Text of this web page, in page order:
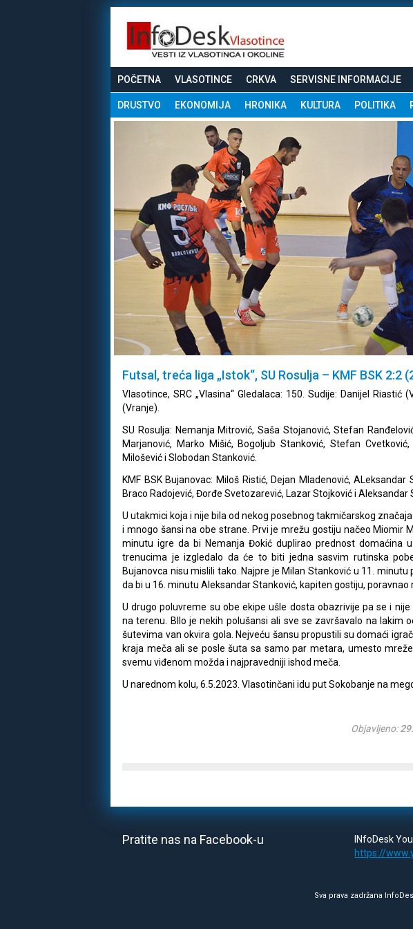
POČETNA VLASOTINCE CRKVA SERVISNE INFORMACIJE
DRUSTVO EKONOMIJA HRONIKA KULTURA POLITIKA
Futsal, treća liga „Istok“, SU Rosulja – KMF BSK 2:2
Vlasotince, SRC „Vlasina“ Gledalaca: 150. Sudije: Danijel Riastić
(Vranje).
SU Rosulja: Nemanja Mitrović, Saša Stojanović, Stefan
Marjanović, Marko Mišić, Bogoljub Stanković, Stefan
Milošević i Slobodan Stanković.
KMF BSK Bujanovac: Miloš Ristić, Dejan Mladenović, ALeksandar
Braco Radojević, Đorđe Svetozarević, Lazar Stojković i Aleksandar
U utakmici koja i nije bila od nekog posebnog takmičarskog
i mnogo šansi na obe strane. Prvi je mrežu gostiju načeo Miomir
minutu igre da bi Nemanja Đokić duplirao prednost domaćina
trenucima je izgledalo da će to biti jedna sasvim rutinska
Bujanovca nisu mislili tako. Najpre je Milan Stanković u 11.
da bi u 16. minutu Aleksandar Stanković, kapiten gostiju, poravnao
U drugo poluvreme su obe ekipe ušle dosta obazrivije pa se i
na terenu. BIlo je nekih polušansi ali sve se završavalo na lakim
šutevima van okvira gola. Nejveću šansu propustili su domaći
kraja meča ali se posle šuta sa samo par metara, umesto
svemu viđenom možda i najpravedniji ishod meča.
U narednom kolu, 6.5.2023. Vlasotinčani idu put Sokobanje na
Objavljeno:
Pratite nas na Facebook-u
INfoDesk
https://
Sva prava zadržana